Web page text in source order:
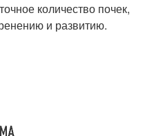
количество почек,
и развитию.